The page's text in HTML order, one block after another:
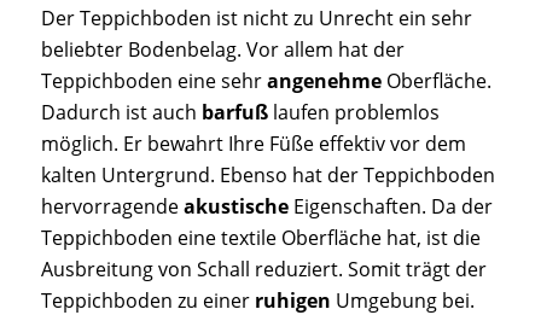
Der Teppichboden ist nicht zu Unrecht ein sehr
beliebter Bodenbelag. Vor allem hat der
Teppichboden eine sehrangenehmeOberfläche.
Dadurch ist auch barfußlaufen problemlos
möglich. Er bewahrt Ihre Füße effektiv vor dem
kalten Untergrund. Ebenso hat der Teppichboden
hervorragendeakustischeEigenschaften. Da der
Teppichboden eine textile Oberfläche hat, ist die
Ausbreitung von Schall reduziert. Somit trägt der
Teppichboden zu einer ruhigen Umgebung bei.